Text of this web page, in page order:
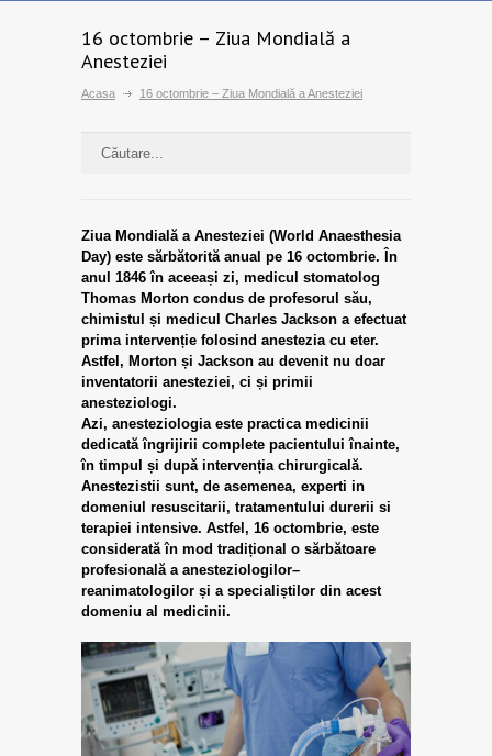
16 octombrie – Ziua Mondială a
Anesteziei
Acasa 16 octombrie – Ziua Mondială a Anesteziei
Ziua Mondială a Anesteziei (World Anaesthesia
Day) este sărbătorită anual pe 16 octombrie. În
anul 1846 în aceeași zi, medicul stomatolog
Thomas Morton condus de profesorul său,
chimistul și medicul Charles Jackson a efectuat
prima intervenție folosind anestezia cu eter.
Astfel, Morton și Jackson au devenit nu doar
inventatorii anesteziei, ci și primii
anesteziologi.
Azi, anesteziologia este practica medicinii
dedicată îngrijirii complete pacientului înainte,
în timpul și după intervenția chirurgicală.
Anestezistii sunt, de asemenea, experti in
domeniul resuscitarii, tratamentului durerii si
terapiei intensive. Astfel, 16 octombrie, este
considerată în mod tradițional o sărbătoare
profesională a anesteziologilor–
reanimatologilor și a specialiștilor din acest
domeniu al medicinii.